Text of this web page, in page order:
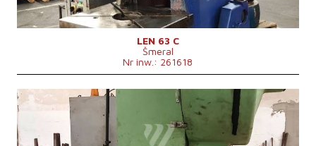
Rozmiary d x sz x w
1400x18502550 mm
Ciężar maszyny
5500 kg
nie
LEN 63 C
Šmeral
Nr inw.: 261618
Rok produkcji:
1988
Nominalna siła kształtująca prasy
Rozmiary stołu
800x630 mm
Skok suwaka
10-105 mm